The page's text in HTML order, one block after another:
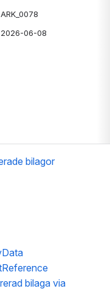
ARK_0078
2026-06-08
bilagor
bilaga via